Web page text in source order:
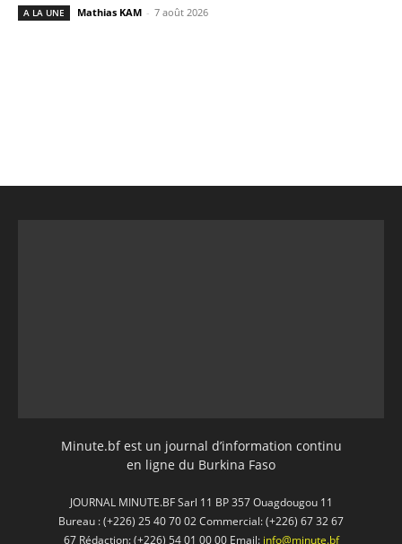
A LA UNE Mathias KAM - 7 août 2026
Minute.bf est un journal d’information continu
en ligne du Burkina Faso
JOURNAL MINUTE.BF Sarl 11 BP 357 Ouagdougou 11
Bureau : (+226) 25 40 70 02 Commercial: (+226) 67 32 67
67 Rédaction: (+226) 54 01 00 00 Email: info@minute.bf